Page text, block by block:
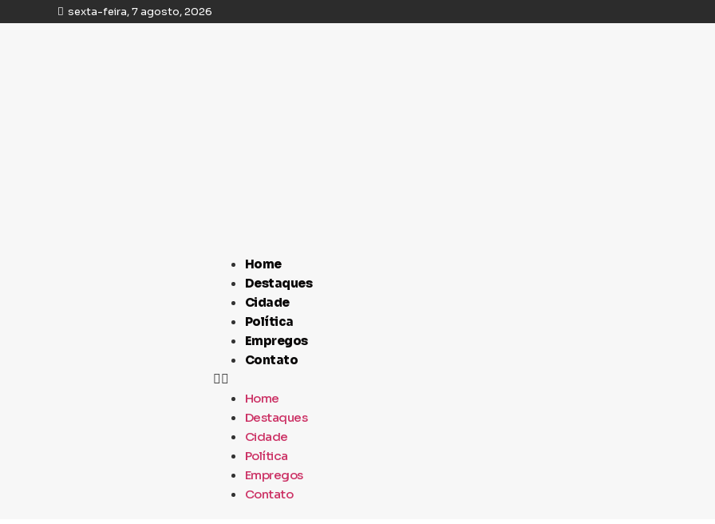
sexta-feira, 7 agosto, 2026
Home
Destaques
Cidade
Política
Empregos
Contato
Home
Destaques
Cidade
Política
Empregos
Contato